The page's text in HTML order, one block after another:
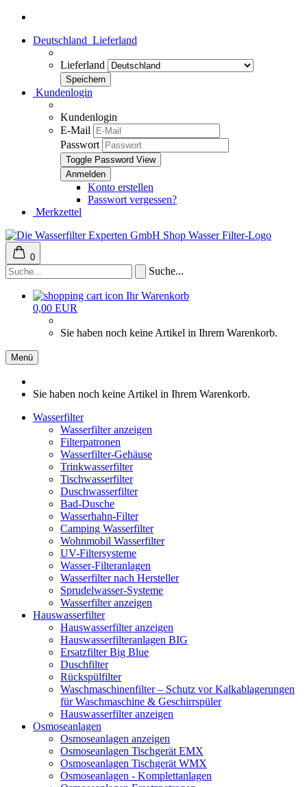
Deutschland Lieferland
Lieferland
Kundenlogin
Kundenlogin
E-Mail
Passwort
Toggle Password View
Konto erstellen
Passwort vergessen?
Merkzettel
0
Suche...
Ihr Warenkorb
0,00 EUR
Sie haben noch keine Artikel in Ihrem Warenkorb.
Menü
Sie haben noch keine Artikel in Ihrem Warenkorb.
Wasserfilter
Wasserfilter anzeigen
Filterpatronen
Wasserfilter-Gehäuse
Trinkwasserfilter
Tischwasserfilter
Duschwasserfilter
Bad-Dusche
Wasserhahn-Filter
Camping Wasserfilter
Wohnmobil Wasserfilter
UV-Filtersysteme
Wasser-Filteranlagen
Wasserfilter nach Hersteller
Sprudelwasser-Systeme
Wasserfilter anzeigen
Hauswasserfilter
Hauswasserfilter anzeigen
Hauswasserfilteranlagen BIG
Ersatzfilter Big Blue
Duschfilter
Rückspülfilter
Waschmaschinenfilter – Schutz vor Kalkablagerungen
für Waschmaschine & Geschirrspüler
Hauswasserfilter anzeigen
Osmoseanlagen
Osmoseanlagen anzeigen
Osmoseanlagen Tischgerät EMX
Osmoseanlagen Tischgerät WMX
Osmoseanlagen - Komplettanlagen